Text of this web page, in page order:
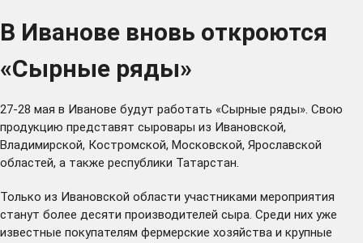
В Иванове вновь откроются
«Сырные ряды»
27-28 мая в Иванове будут работать «Сырные ряды». Свою
продукцию представят сыровары из Ивановской,
Владимирской, Костромской, Московской, Ярославской
областей, а также республики Татарстан.
Только из Ивановской области участниками мероприятия
станут более десяти производителей сыра. Среди них уже
известные покупателям фермерские хозяйства и крупные